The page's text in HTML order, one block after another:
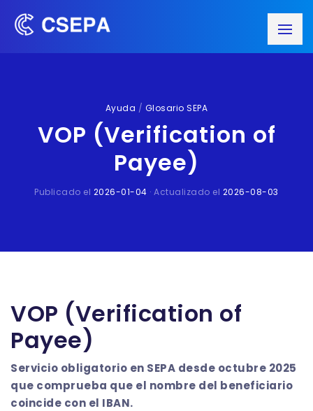
Ayuda / Glosario SEPA
VOP (Verification of
Payee)
Publicado el 2026-01-04 · Actualizado el 2026-08-03
VOP (Verification of
Payee)
Servicio obligatorio en SEPA desde octubre 2025
que comprueba que el nombre del beneficiario
coincide con el IBAN.